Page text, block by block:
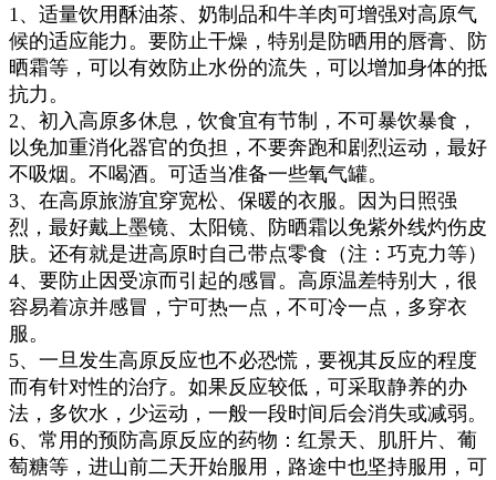
1、适量饮用酥油茶、奶制品和牛羊肉可增强对高原气
候的适应能力。要防止干燥，特别是防晒用的唇膏、防
晒霜等，可以有效防止水份的流失，可以增加身体的抵
抗力。
2、初入高原多休息， 饮食宜有节制， 不可暴饮暴食，
以免加重消化器官的负担 ， 不要奔跑和剧烈运动， 最好
不吸烟。不喝酒。 可适当准备一些氧气罐。
3、 在高原旅游宜穿宽松、保暖的衣服。因为日照强
烈，最好戴上墨镜、太阳镜、防晒霜以免紫外线灼伤皮
肤。还有就是进高原时自己带点零食（注：巧克力等）
4、要防止因受凉而引起的感冒。高原温差特别大，很
容易着凉并感冒，宁可热一点，不可冷一点，多穿衣
服。
5、一旦发生高原反应也不必恐慌，要视其反应的程度
而有针对性的治疗。如果反应较低，可采取静养的办
法，多饮水，少运动，一般一段时间后会消失或减弱。
6、常用的预防高原反应的药物：红景天、肌肝片、葡
萄糖等，进山前二天开始服用，路途中也坚持服用，可